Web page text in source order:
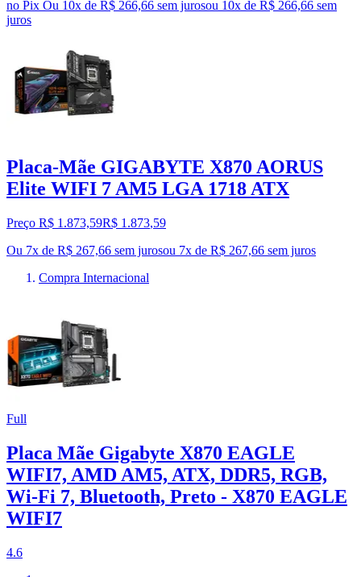
no Pix Ou 10x de R$ 266,66 sem jurosou 10x de R$ 266,66 sem
juros
Placa-Mãe GIGABYTE X870 AORUS
Elite WIFI 7 AM5 LGA 1718 ATX
Preço R$ 1.873,59R$ 1.873,59
Ou 7x de R$ 267,66 sem jurosou 7x de R$ 267,66 sem juros
Compra Internacional
Full
Placa Mãe Gigabyte X870 EAGLE
WIFI7, AMD AM5, ATX, DDR5, RGB,
Wi-Fi 7, Bluetooth, Preto - X870 EAGLE
WIFI7
4.6